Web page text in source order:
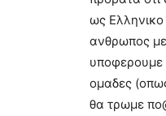
ως
ανθρωπος
υποφερουμε
ομαδες
θα τρωμε